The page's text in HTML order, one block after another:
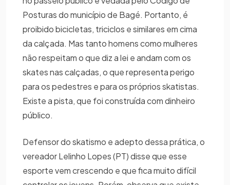
Posturas do município de Bagé. Portanto, é
proibido bicicletas, triciclos e similares em cima
da calçada. Mas tanto homens como mulheres
não respeitam o que diz a lei e andam com os
skates nas calçadas, o que representa perigo
para os pedestres e para os próprios skatistas.
Existe a pista, que foi construída com dinheiro
público.
Defensor do skatismo e adepto dessa prática, o
vereador Lelinho Lopes (PT) disse que esse
esporte vem crescendo e que fica muito difícil